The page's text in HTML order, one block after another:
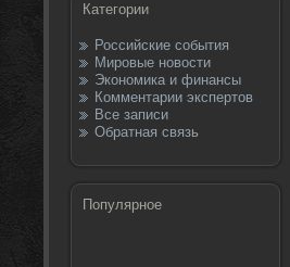
Категории
Российские события
Мировые новости
Экономика и финансы
Комментарии экспертов
Все записи
Обратная связь
Популярное